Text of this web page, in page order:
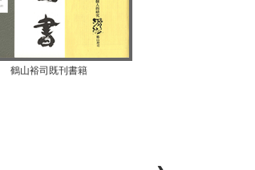
鶴山裕司既刊書籍